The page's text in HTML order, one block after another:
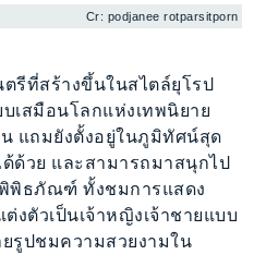
Cr: podjanee rotparsitporn
ที่สร้างขึ้นในสไตล์ยุโรป
เสมือนโลกแห่งเทพนิยาย
น แถมยังตั้งอยู่ในภูมิทัศน์สุด
ด้วย และสามารถมาสนุกไป
พิธภัณฑ์ ทั้งชมการแสดง
งตัวเป็นเจ้าหญิงเจ้าชายแบบ
รูปชมความสวยงามใน